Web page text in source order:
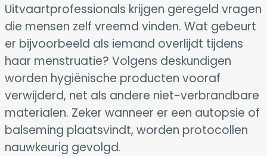
Uitvaartprofessionals krijgen geregeld vragen
die mensen zelf vreemd vinden. Wat gebeurt
er bijvoorbeeld als iemand overlijdt tijdens
haar menstruatie? Volgens deskundigen
worden hygiënische producten vooraf
verwijderd, net als andere niet-verbrandbare
materialen. Zeker wanneer er een autopsie of
balseming plaatsvindt, worden protocollen
nauwkeurig gevolgd.